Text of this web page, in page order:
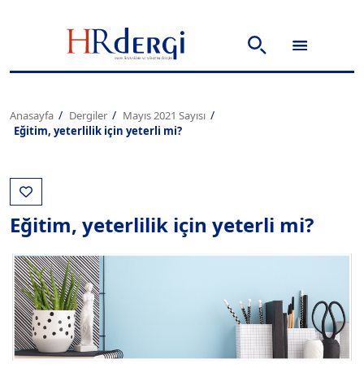
Anasayfa Dergiler
Mayıs 2021 Sayısı
Eğitim, yeterlilik için yeterli mi?
Eğitim, yeterlilik için yeterli mi?